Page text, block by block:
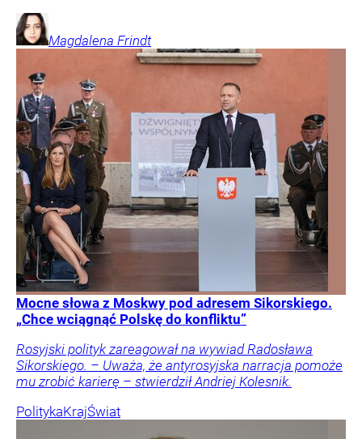
Magdalena Frindt
Mocne słowa z Moskwy pod adresem Sikorskiego.
„Chce wciągnąć Polskę do konfliktu”
Rosyjski polityk zareagował na wywiad Radosława
Sikorskiego. – Uważa, że antyrosyjska narracja pomoże
mu zrobić karierę – stwierdził Andriej Kolesnik.
PolitykaKrajŚwiat